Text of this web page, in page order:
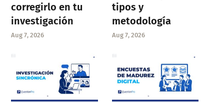
corregirlo en tu
investigación
Aug 7, 2026
tipos y
metodología
Aug 7, 2026